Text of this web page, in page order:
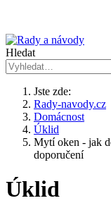
Hledat
Jste zde:
Rady-navody.cz
Domácnost
Úklid
Mytí oken - jak
doporučení
Úklid